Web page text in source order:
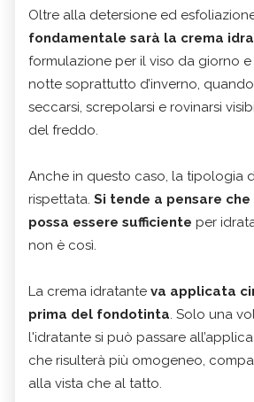
Oltre alla detersione ed
fondamentale sarà la crema
formulazione per il viso da giorno
notte soprattutto d’inverno,
seccarsi, screpolarsi e rovinarsi
del freddo.
Anche in questo caso, la tipologia
rispettata. Si tende a pensare
possa essere sufficiente per
non è così.
La crema idratante va applicata
prima del fondotinta. Solo una
l'idratante si può passare
che risulterà più omogeneo,
alla vista che al tatto.